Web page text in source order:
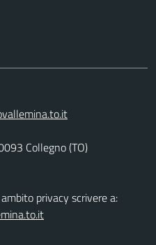
Collegno (TO)
privacy scrivere a: